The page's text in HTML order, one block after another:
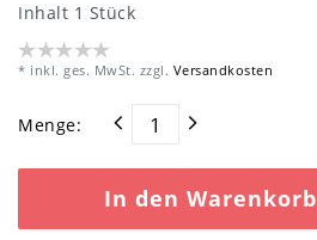
Inhalt 1 Stück
* inkl. ges. MwSt. zzgl. Versandkosten
Menge:
In den Warenkorb